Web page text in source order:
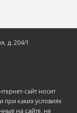
д. 204/1
сайт носит
каких условиях
на сайте, не